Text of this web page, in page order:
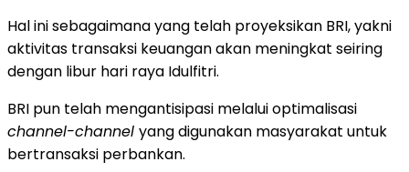
Hal ini sebagaimana yang telah proyeksikan BRI, yakni
aktivitas transaksi keuangan akan meningkat seiring
dengan libur hari raya Idulfitri.
BRI pun telah mengantisipasi melalui optimalisasi
channel-channel yang digunakan masyarakat untuk
bertransaksi perbankan.